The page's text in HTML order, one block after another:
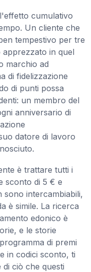
cumulativo
Un cliente che
tempestivo per tre
in quel
marchio ad
di fidelizzazione
di punti possa
un membro del
anniversario di
datore di lavoro
è trattare tutti i
sconto di 5 € e
sono intercambiabili,
è simile. La ricerca
edonico è
e le storie
di premi
in codici sconto, ti
ciò che questi